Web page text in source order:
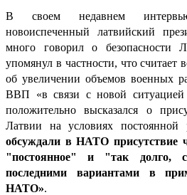
В своем недавнем
новоиспеченный латвийский
много говорил о
упомянул в частности, что
об увеличении объемов военных
ВВП «в связи с новой ситуацией
положительно высказался о
Латвии на условиях постоянной
обсуждали в НАТО присутствие
"постоянное" и "так долго,
последними вариантами в
НАТО».